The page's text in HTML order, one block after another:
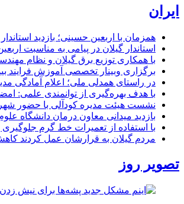
ایران
همزمان با اربعین حسینی؛ بازدید
استاندار گیلان در پیامی به مناسبت
با همکاری توزیع برق گیلان و نظام
برگزاری وبینار تخصصی آموزش فرایند
در راستای همدلی ملی؛ اعلام آمادگی
با هدف بهره‌گیری از توانمندی علمی:
نشست هیئت مدیره کودآلی با حضور
بازدید میدانی معاون درمان دانشگاه
با استفاده از تعمیرات خط گرم جلوگیری بیش از ۱۹ درصدی از اعمال خاموشی
مردم گیلان به قرارشان عمل کردند كاهش قابل
تصویر روز